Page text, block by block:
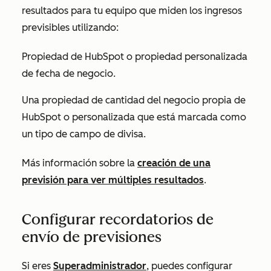
resultados para tu equipo que miden los ingresos
previsibles utilizando:
Propiedad de HubSpot o propiedad personalizada
de fecha de negocio.
Una propiedad de cantidad del negocio propia de
HubSpot o personalizada que está marcada como
un tipo de campo de divisa.
Más información sobre la creación de una
previsión para ver múltiples resultados.
Configurar recordatorios de
envío de previsiones
Si eres Superadministrador, puedes configurar